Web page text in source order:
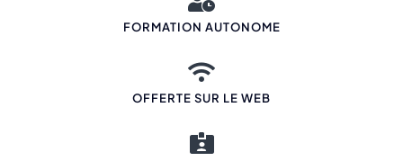
FORMATION AUTONOME
OFFERTE SUR LE WEB